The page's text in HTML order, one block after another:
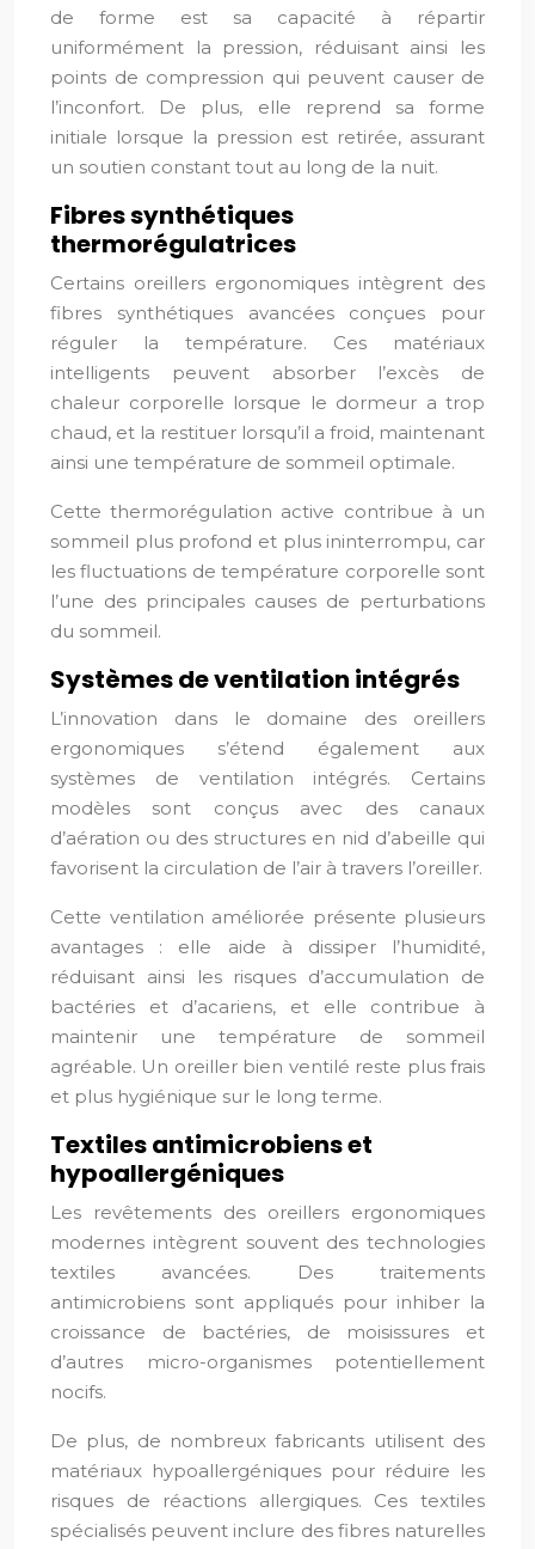
de forme est sa capacité à répartir
uniformément la pression, réduisant ainsi les
points de compression qui peuvent causer de
l’inconfort. De plus, elle reprend sa forme
initiale lorsque la pression est retirée, assurant
un soutien constant tout au long de la nuit.
Fibres synthétiques
thermorégulatrices
Certains oreillers ergonomiques intègrent des
fibres synthétiques avancées conçues pour
réguler la température. Ces matériaux
intelligents peuvent absorber l’excès de
chaleur corporelle lorsque le dormeur a trop
chaud, et la restituer lorsqu’il a froid, maintenant
ainsi une température de sommeil optimale.
Cette thermorégulation active contribue à un
sommeil plus profond et plus ininterrompu, car
les fluctuations de température corporelle sont
l’une des principales causes de perturbations
du sommeil.
Systèmes de ventilation intégrés
L’innovation dans le domaine des oreillers
ergonomiques s’étend également aux
systèmes de ventilation intégrés. Certains
modèles sont conçus avec des canaux
d’aération ou des structures en nid d’abeille qui
favorisent la circulation de l’air à travers l’oreiller.
Cette ventilation améliorée présente plusieurs
avantages : elle aide à dissiper l’humidité,
réduisant ainsi les risques d’accumulation de
bactéries et d’acariens, et elle contribue à
maintenir une température de sommeil
agréable. Un oreiller bien ventilé reste plus frais
et plus hygiénique sur le long terme.
Textiles antimicrobiens et
hypoallergéniques
Les revêtements des oreillers ergonomiques
modernes intègrent souvent des technologies
textiles avancées. Des traitements
antimicrobiens sont appliqués pour inhiber la
croissance de bactéries, de moisissures et
d’autres micro-organismes potentiellement
nocifs.
De plus, de nombreux fabricants utilisent des
matériaux hypoallergéniques pour réduire les
risques de réactions allergiques. Ces textiles
spécialisés peuvent inclure des fibres naturelles